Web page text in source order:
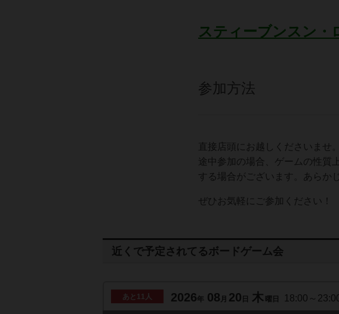
スティーブンスン・
参加方法
直接店頭にお越しくださいませ。
途中参加の場合、ゲームの性質
する場合がございます。あらか
ぜひお気軽にご参加ください！
近くで予定されてるボードゲーム会
あと 11人 2026年 08 月 20 木 曜日 18:00～